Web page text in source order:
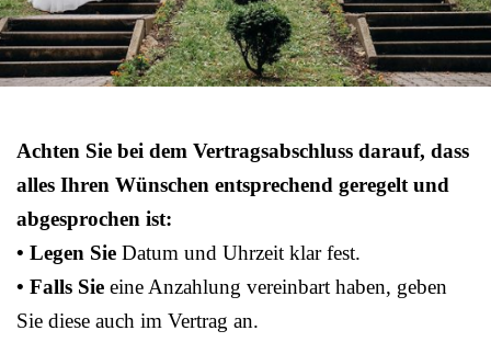
Achten Sie bei dem Vertragsabschluss darauf, dass
alles Ihren Wünschen entsprechend geregelt und
abgesprochen ist:
• Legen Sie Datum und Uhrzeit klar fest.
• Falls Sie eine Anzahlung vereinbart haben, geben
Sie diese auch im Vertrag an.